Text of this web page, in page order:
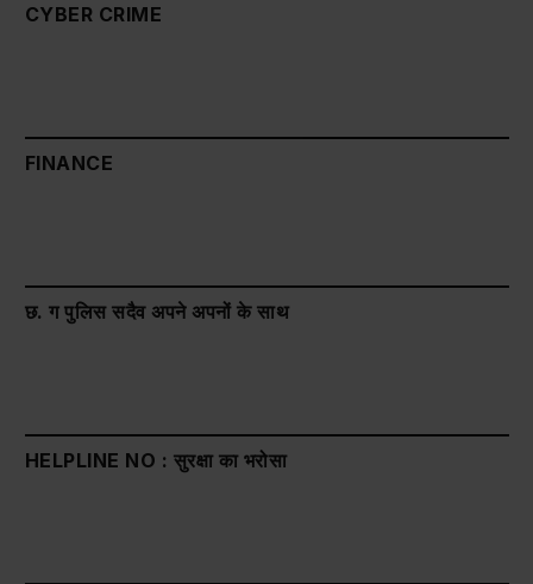
CYBER CRIME
FINANCE
छ. ग पुलिस सदैव अपने अपनों के साथ
HELPLINE NO : सुरक्षा का भरोसा